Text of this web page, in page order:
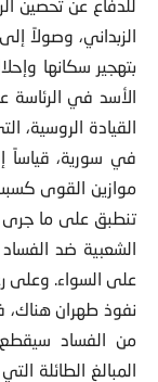
للدفاع عن تحصين
الزبداني، وصولاً
بتهجير سكانها
الأسد في الرئاسة
القيادة الروسية،
في سورية، قياساً
موازين القوى
تنطبق على ما جرى
الشعبية ضد
على السواء. وعلى
نفوذ طهران هناك،
من الفساد
المبالغ الطائلة